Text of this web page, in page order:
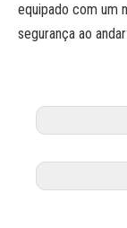
equipado com um
segurança ao